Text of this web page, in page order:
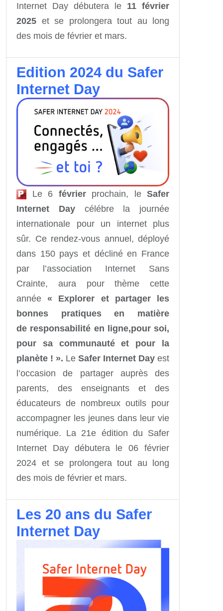
Internet Day débutera le 11 février
2025 et se prolongera tout au long
des mois de février et mars.
Edition 2024 du Safer
Internet Day
Le 6 févrierprochain, le Safer
Internet Daycélébre la journée
internationale pour un internet plus
sûr. Ce rendez-vous annuel, déployé
dans 150 pays et décliné en France
par l’association Internet Sans
Crainte, aura pour thème cette
année « Explorer et partager les
bonnes pratiques en matière
de responsabilité en ligne,pour soi,
pour sa communautéet pour la
planète ! ». Le Safer Internet Day est
l’occasion de partager auprès des
parents, des enseignants et des
éducateurs de nombreux outils pour
accompagner les jeunes dans leur vie
numérique. La 21e édition du Safer
Internet Day débutera le 06 février
2024 et se prolongera tout au long
des mois de février et mars.
Les 20 ans du Safer
Internet Day